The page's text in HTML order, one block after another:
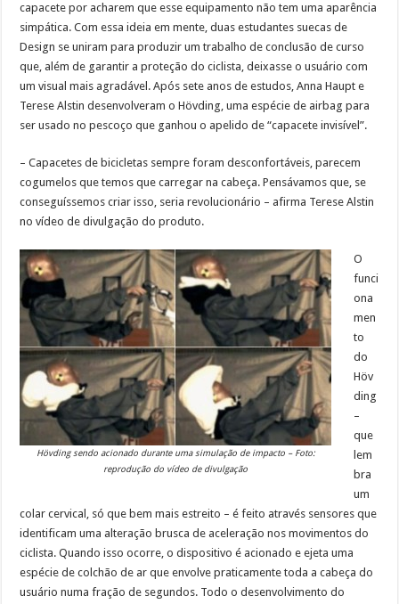
capacete por acharem que esse equipamento não tem uma aparência
simpática. Com essa ideia em mente, duas estudantes suecas de
Design se uniram para produzir um trabalho de conclusão de curso
que, além de garantir a proteção do ciclista, deixasse o usuário com
um visual mais agradável. Após sete anos de estudos, Anna Haupt e
Terese Alstin desenvolveram o Hövding, uma espécie de airbag para
ser usado no pescoço que ganhou o apelido de “capacete invisível”.
– Capacetes de bicicletas sempre foram desconfortáveis, parecem
cogumelos que temos que carregar na cabeça. Pensávamos que, se
conseguíssemos criar isso, seria revolucionário – afirma Terese Alstin
no vídeo de divulgação do produto.
Hövding sendo acionado durante uma simulação de impacto – Foto:
reprodução do vídeo de divulgação
O
funci
ona
men
to
do
Höv
ding
–
que
lem
bra
um
colar cervical, só que bem mais estreito – é feito através sensores que
identificam uma alteração brusca de aceleração nos movimentos do
ciclista. Quando isso ocorre, o dispositivo é acionado e ejeta uma
espécie de colchão de ar que envolve praticamente toda a cabeça do
usuário numa fração de segundos. Todo o desenvolvimento do